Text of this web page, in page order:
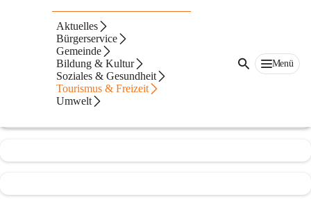
Aktuelles
Bürgerservice
Gemeinde
Bildung & Kultur
Soziales & Gesundheit
Tourismus & Freizeit
Umwelt
Menü
SG Seibersdorf
@sg-seibersdorf
Fußballverein
In CITIES öffnen